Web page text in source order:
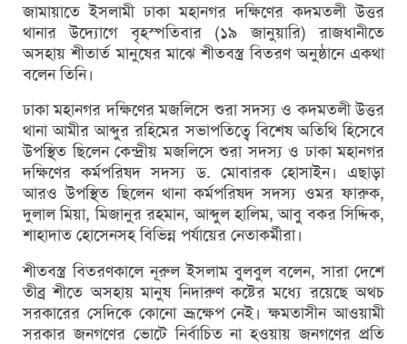
জামায়াতে ইসলামী ঢাকা মহানগর দক্ষিণের কদমতলী উত্তর
থানার উদ্যোগে বৃহস্পতিবার (১৯ জানুয়ারি) রাজধানীতে
অসহায় শীতার্ত মানুষের মাঝে শীতবস্ত্র বিতরণ অনুষ্ঠানে একথা
বলেন তিনি।
ঢাকা মহানগর দক্ষিণের মজলিসে শুরা সদস্য ও কদমতলী উত্তর
থানা আমীর আব্দুর রহিমের সভাপতিত্বে বিশেষ অতিথি হিসেবে
উপস্থিত ছিলেন কেন্দ্রীয় মজলিসে শুরা সদস্য ও ঢাকা মহানগর
দক্ষিণের কর্মপরিষদ সদস্য ড. মোবারক হোসাইন। এছাড়া
আরও উপস্থিত ছিলেন থানা কর্মপরিষদ সদস্য ওমর ফারুক,
দুলাল মিয়া, মিজানুর রহমান, আব্দুল হালিম, আবু বকর সিদ্দিক,
শাহাদাত হোসেনসহ বিভিন্ন পর্যায়ের নেতাকর্মীরা।
শীতবস্ত্র বিতরণকালে নূরুল ইসলাম বুলবুল বলেন, সারা দেশে
তীব্র শীতে অসহায় মানুষ নিদারুণ কষ্টের মধ্যে রয়েছে অথচ
সরকারের সেদিকে কোনো ভ্রূক্ষেপ নেই। ক্ষমতাসীন আওয়ামী
সরকার জনগণের ভোটে নির্বাচিত না হওয়ায় জনগণের প্রতি